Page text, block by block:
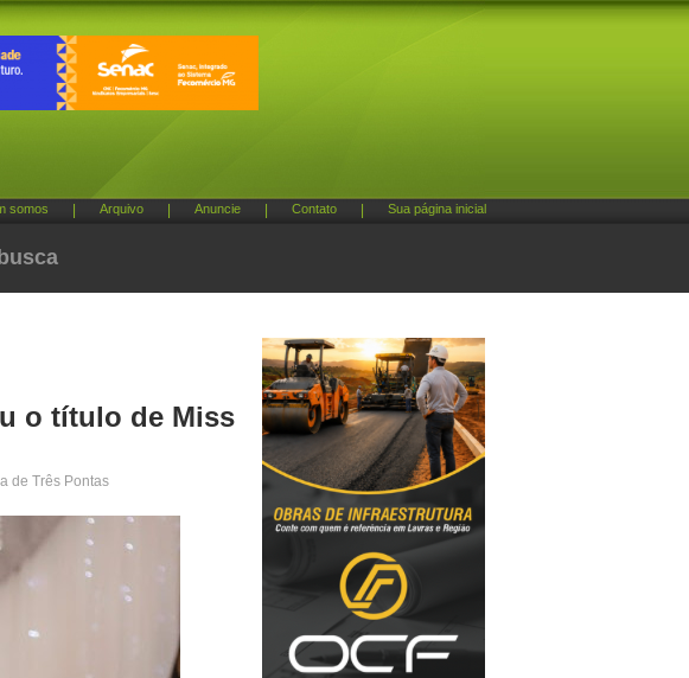
somos Arquivo Anuncie Contato Sua página inicial
busca
o título de Miss
de Três Pontas